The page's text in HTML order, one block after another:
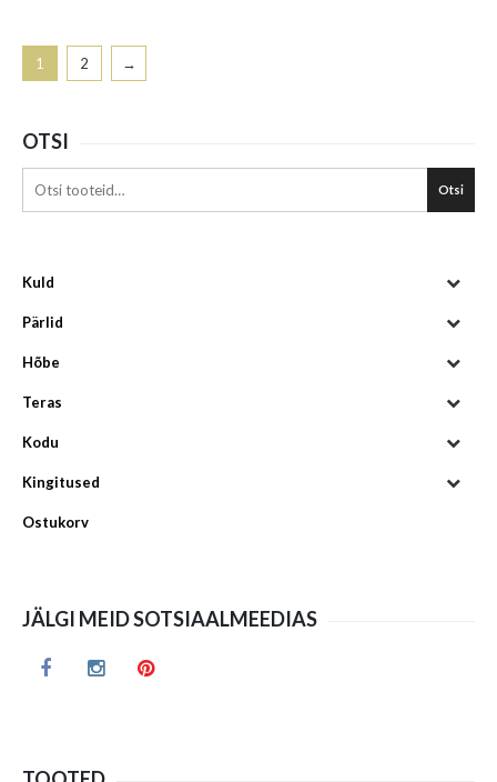
1 2 →
OTSI
Otsi
Kuld
Pärlid
Hõbe
Teras
Kodu
Kingitused
Ostukorv
JÄLGI MEID SOTSIAALMEEDIAS